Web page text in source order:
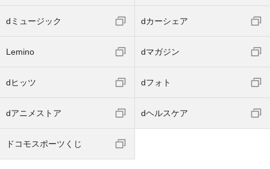
dミュージック dカーシェア
Lemino dマガジン
dヒッツ dフォト
dアニメストア dヘルスケア
ドコモスポーツくじ